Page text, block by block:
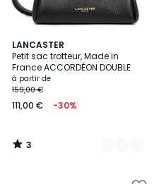
LANCASTER
Petit sac trotteur, Made in
France ACCORDÉON DOUBLE
à partir de
159,00 €
111,00 € -30%
3
/
5
9
Couleurs
3
/